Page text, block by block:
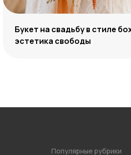
Букет на свадьбу в стиле
эстетика свободы
Популярные рубрики